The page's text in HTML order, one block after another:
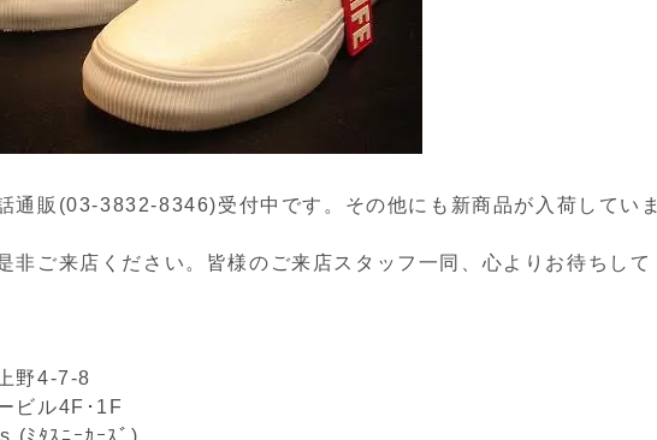
通販(03-3832-8346)受付中です。その他にも新商品が入荷していま
で
非ご来店ください。皆様のご来店スタッフ一同、心よりお待ちして
野4-7-8
ビル4F･1F
(ﾐﾀｽﾆｰｶｰｽﾞ)